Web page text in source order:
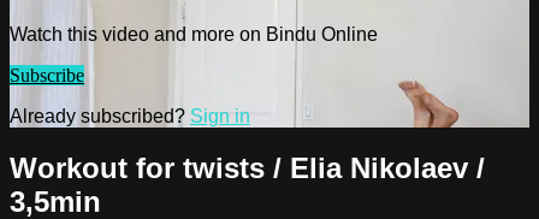
Watch this video and more on Bindu Online
Subscribe
Already subscribed? Sign in
Workout for twists / Elia Nikolaev /
3,5min